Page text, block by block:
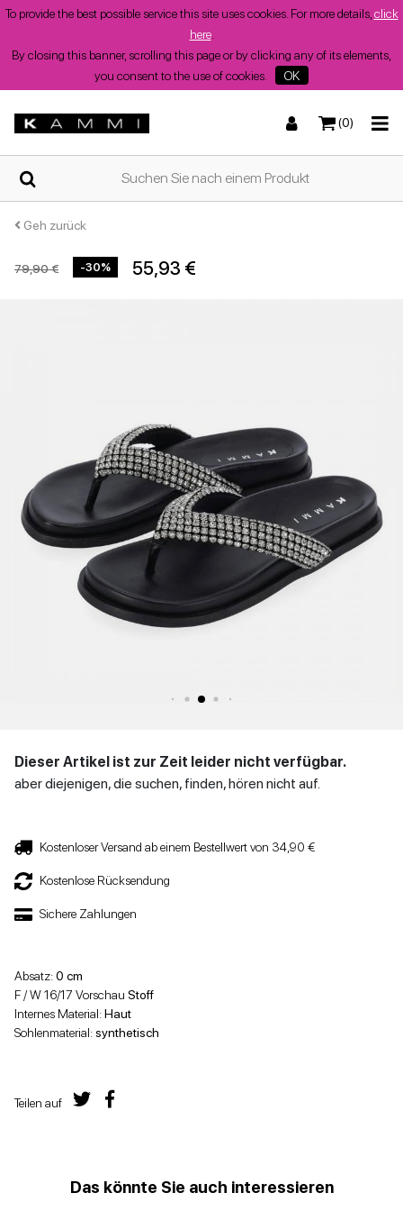
To provide the best possible service this site uses cookies. For more details, click
here.
By closing this banner, scrolling this page or by clicking any of its elements,
you consent to the use of cookies.
OK
(0)
ZUHAUSE
WER
WIR
SIND
SHOPS
DAMENSCHUHE
MANN
SCHUHE
KONTAKT
Einloggen
ES
TurnschuheNiedrige Sandalen
Stöckelschuhe
Niedrige Schuhe
zurück
TurnschuheStiefel und Stiefeletten
zurück
Geh zurück
79,90 € -30% 55,93 €
Dieser Artikel ist zur Zeit leider nicht verfügbar.
aber diejenigen, die suchen, finden, hören nicht auf.
Kostenloser Versand ab einem Bestellwert von 34,90 €
Kostenlose Rücksendung
Sichere Zahlungen
Absatz:0 cm
F / W 16/17 Vorschau Stoff
Internes Material:Haut
Sohlenmaterial:synthetisch
Teilen auf
Das könnte Sie auch interessieren